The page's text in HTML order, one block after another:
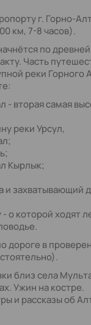
г. Горно-
км, 7-8 часов).
по
Часть
реки Горного
- вторая самая
реки Урсул,
Кырлык;
и захватывающий
о которой ходят
дороге в
близ села
Ужин на костре.
и рассказы об